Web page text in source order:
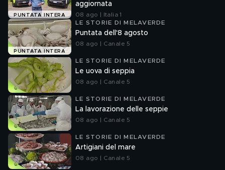
PUNTATA INTERA
aggiornata
08 ago | Italia 1
PUNTATA INTERA
LE STORIE DI MELAVERDE
Puntata dell'8 agosto
08 ago | Canale 5
LE STORIE DI MELAVERDE
Le uova di seppia
08 ago | Canale 5
LE STORIE DI MELAVERDE
La lavorazione delle seppie
08 ago | Canale 5
LE STORIE DI MELAVERDE
Artigiani del mare
08 ago | Canale 5